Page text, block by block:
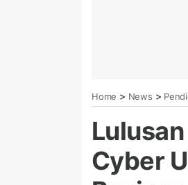
Home > News >
Cyber